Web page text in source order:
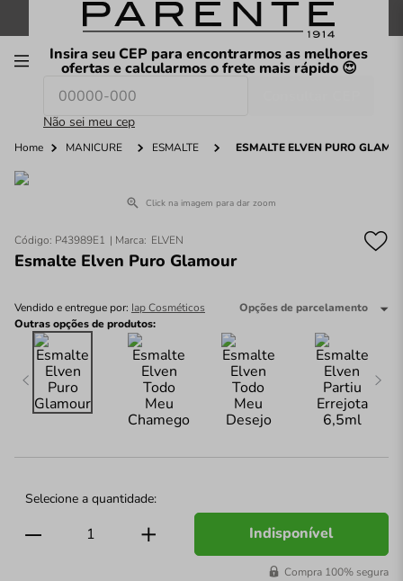
FRETE GRÁTIS nas compras a partir de R$199
Insira seu CEP para encontrarmos as melhores
ofertas e calcularmos o frete mais rápido 😍
Não sei meu cep
O que você procura hoje?
Home MANICURE ESMALTE ESMALTE ELVEN PURO
Click na imagem para dar zoom
Código: P43989E1 ELVEN
Esmalte Elven Puro Glamour
Vendido e entregue por: Iap Cosméticos
Opções de parcelamento
Outras opções de produtos:
Indisponível
Compra 100% segura